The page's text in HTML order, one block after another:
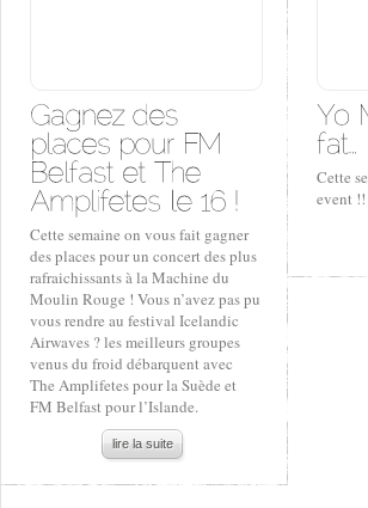
Cette semaine on vous fait gagner
des places pour un concert des plus
rafraichissants à la Machine du
Moulin Rouge ! Vous n’avez pas pu
vous rendre au festival Icelandic
Airwaves ? les meilleurs groupes
venus du froid débarquent avec
The Amplifetes pour la Suède et
FM Belfast pour l’Islande.
lire la suite
Cette
event !!